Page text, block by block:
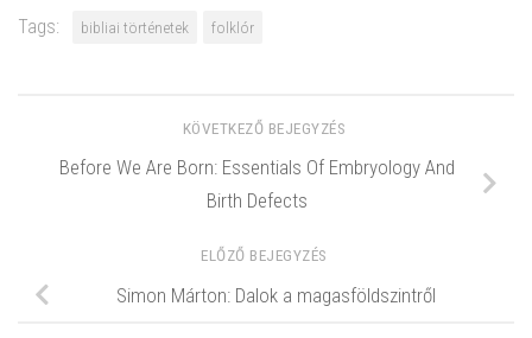
Tags: bibliai történetek folklór
KÖVETKEZŐ BEJEGYZÉS
Before We Are Born: Essentials Of Embryology And
Birth Defects
ELŐZŐ BEJEGYZÉS
Simon Márton: Dalok a magasföldszintről